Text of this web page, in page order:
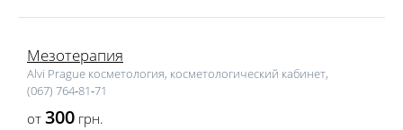
Мезотерапия
Alvi Prague косметология, косметологический кабинет,
(067) 764‑81‑71
от 300 грн.